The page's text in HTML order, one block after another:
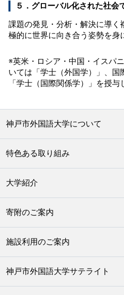
５．グローバル化された社会
課題の発見・分析・解決に導く
極的に世界に向き合う姿勢を身
※英米・ロシア・中国・イスパ
いては「学士（外国学）」、国
「学士（国際関係学）」を授与
神戸市外国語大学について
特色ある取り組み
大学紹介
寄附のご案内
施設利用のご案内
神戸市外国語大学サテライト